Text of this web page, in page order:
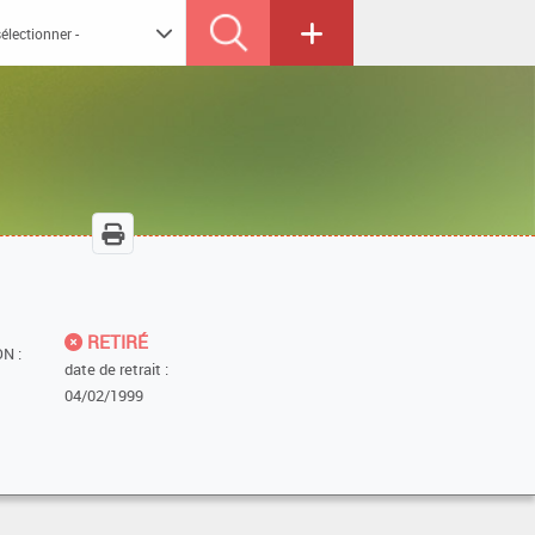
:
RETIRÉ
date de retrait :
04/02/1999